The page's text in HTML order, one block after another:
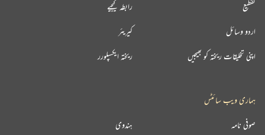
تقطیع
اردو وسائل
اپنی تخلیقات ریختہ کو بھیجیں
رابطہ کیجیے
کیریئر
ریختہ ایکسپلورر
ہماری ویب سائٹس
ہندوی صوفی نامہ